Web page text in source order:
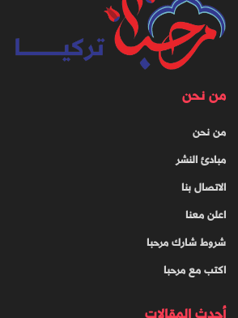
من نحن
من نحن
مبادئ النشر
الاتصال بنا
اعلن معنا
شروط شارك مرحبا
اكتب مع مرحبا